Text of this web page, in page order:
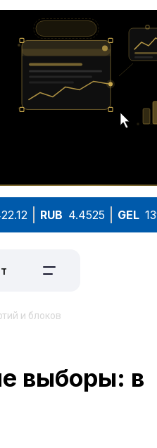
RUB 4.4525 GEL
и блоков
выборы: в